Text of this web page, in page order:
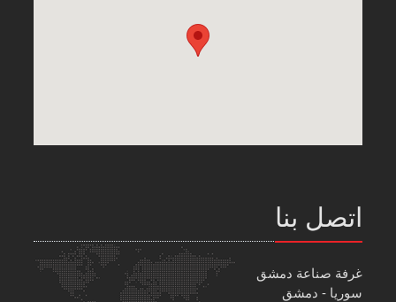
اتصل بنا
غرفة صناعة دمشق
سوريا - دمشق